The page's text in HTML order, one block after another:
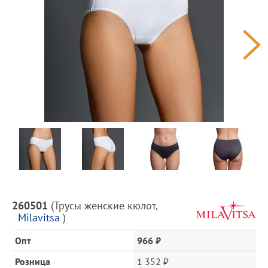
Предпросмотр
фотографий
Описание
товара
и
цена
260501 (Трусы женские кюлот,
Milavitsa )
Опт
966 ₽
Розница
1 352 ₽